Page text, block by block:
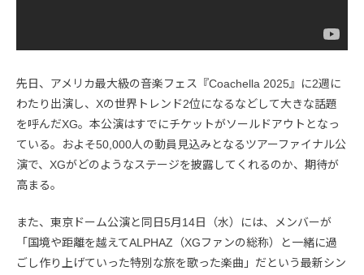
先日、アメリカ最大級の音楽フェス『Coachella 2025』に2週に
わたり出演し、Xの世界トレンド2位になるなどして大きな話題
を呼んだXG。本公演はすでにチケットがソールドアウトとなっ
ている。およそ50,000人の動員見込みとなるツアーファイナル公
演で、XGがどのようなステージを披露してくれるのか、期待が
高まる。
また、東京ドーム公演と同日5月14日（水）には、メンバーが
「国境や距離を越えてALPHAZ（XGファンの総称）と一緒に過
ごし作り上げていった特別な旅を歌った楽曲」だという最新シン